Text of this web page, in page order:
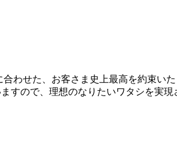
わせた、お客さま史上最高を約束
すので、理想のなりたいワタシを実現